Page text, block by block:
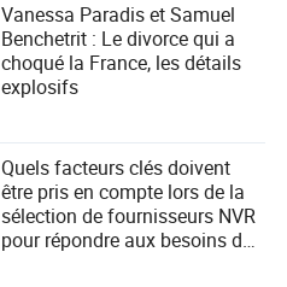
Vanessa Paradis et Samuel
Benchetrit : Le divorce qui a
choqué la France, les détails
explosifs
Quels facteurs clés doivent
être pris en compte lors de la
sélection de fournisseurs NVR
pour répondre aux besoins des